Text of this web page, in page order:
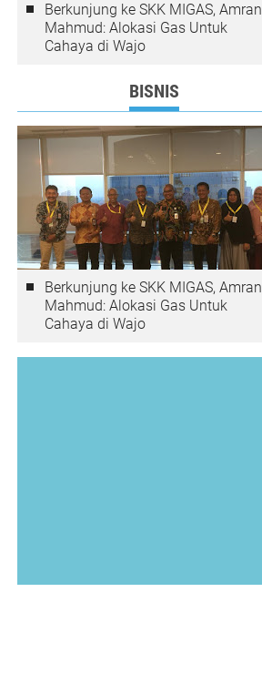
Berkunjung ke SKK MIGAS, Amran
Mahmud: Alokasi Gas Untuk
Cahaya di Wajo
BISNIS
Berkunjung ke SKK MIGAS, Amran
Mahmud: Alokasi Gas Untuk
Cahaya di Wajo